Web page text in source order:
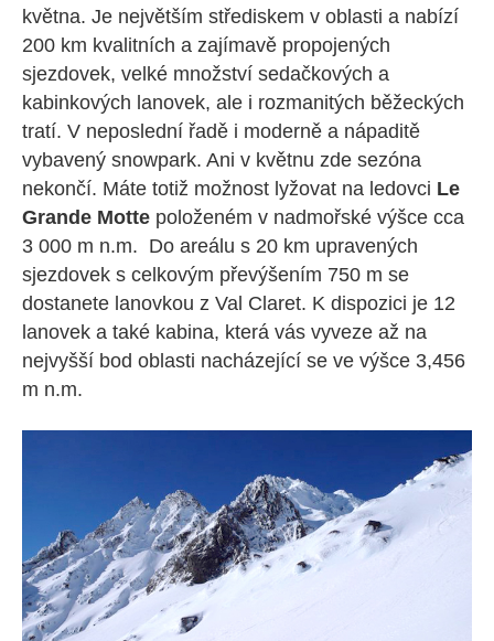
května. Je největším střediskem v oblasti a nabízí
200 km kvalitních a zajímavě propojených
sjezdovek, velké množství sedačkových a
kabinkových lanovek, ale i rozmanitých běžeckých
tratí. V neposlední řadě i moderně a nápaditě
vybavený snowpark. Ani v květnu zde sezóna
nekončí. Máte totiž možnost lyžovat na ledovci Le
Grande Motte položeném v nadmořské výšce cca
3 000 m n.m. Do areálu s 20 km upravených
sjezdovek s celkovým převýšením 750 m se
dostanete lanovkou z Val Claret. K dispozici je 12
lanovek a také kabina, která vás vyveze až na
nejvyšší bod oblasti nacházející se ve výšce 3,456
m n.m.